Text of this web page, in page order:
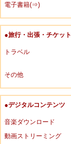
電子書籍(⇒)
●旅行・出張・チケット
トラベル
その他
●デジタルコンテンツ
音楽ダウンロード
動画ストリーミング